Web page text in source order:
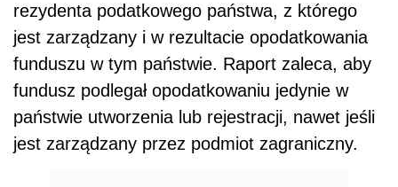
rezydenta podatkowego państwa, z którego
jest zarządzany i w rezultacie opodatkowania
funduszu w tym państwie. Raport zaleca, aby
fundusz podlegał opodatkowaniu jedynie w
państwie utworzenia lub rejestracji, nawet jeśli
jest zarządzany przez podmiot zagraniczny.